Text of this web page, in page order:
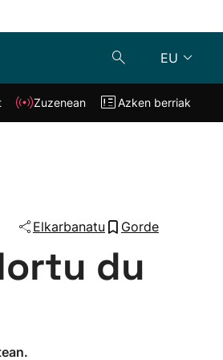
EU
Klisk Zuzenean
Zuzenean Azken berriak
Elkarbanatu Gorde
du